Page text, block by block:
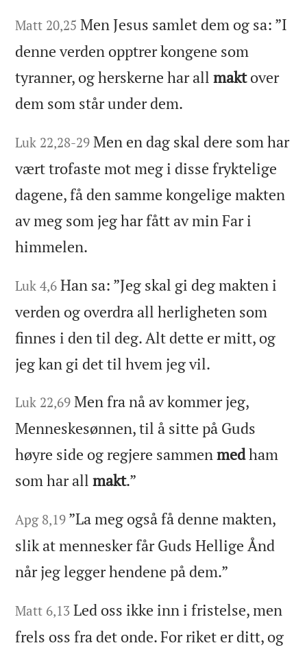
Matt 20,25 Men Jesus samlet dem og sa: ”I
denne verden opptrer kongene som
tyranner, og herskerne har allmaktover
dem som står under dem.
Luk 22,28-29 Men en dag skal dere som har
vært trofaste mot meg i disse fryktelige
dagene, få den samme kongelige makten
av meg som jeg har fått av min Far i
himmelen.
Luk 4,6 Han sa: ”Jeg skal gi deg makten i
verden og overdra all herligheten som
finnes i den til deg. Alt dette er mitt, og
jeg kan gi det til hvem jeg vil.
Luk 22,69 Men fra nå av kommer jeg,
Menneskesønnen, til å sitte på Guds
høyre side og regjere sammenmedham
som har allmakt.”
Apg 8,19 ”La meg også få denne makten,
slik at mennesker får Guds Hellige Ånd
når jeg legger hendene på dem.”
Matt 6,13 Led oss ikke inn i fristelse, men
frels oss fra det onde. For riket er ditt, og